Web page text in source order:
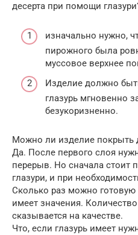
десерта при помощи
изначально нужно,
пирожного была
муссовое верхнее
Изделие должно
глазурь мгновенно
безукоризненно.
Можно ли изделие покрыть
Да. После первого слоя
перерыв. Но сначала стоит
глазури, и при
Сколько раз можно готовую
имеет значения.
сказывается на качестве.
Что, если глазурь имеет